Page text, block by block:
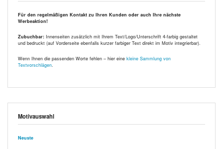
Für den regelmäßigen Kontakt zu Ihren Kunden oder auch Ihre nächste
Werbeaktion!
Zubuchbar: Innenseiten zusätzlich mit Ihrem Text/Logo/Unterschrift 4-farbig gestaltet
und bedruckt (auf Vorderseite ebenfalls kurzer farbiger Text direkt im Motiv integrierbar).
Wenn Ihnen die passenden Worte fehlen – hier eine kleine Sammlung von
Textvorschlägen
Motivauswahl
Neuste